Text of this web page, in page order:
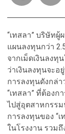
“เทสลา” บริษัท
แผนลงทุนกว่า
จากเม็ดเงินลง
ว่าเงินลงทุนจะ
การลงทุนดังกล่า
“เทสลา” ที่ต้องก
ไปสู่อุตสาหกรร
การลงทุนของ “
ในโรงงาน รวม